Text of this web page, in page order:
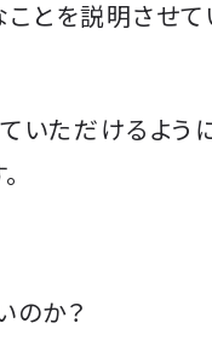
とを説明させ
いただけるよう
のか？